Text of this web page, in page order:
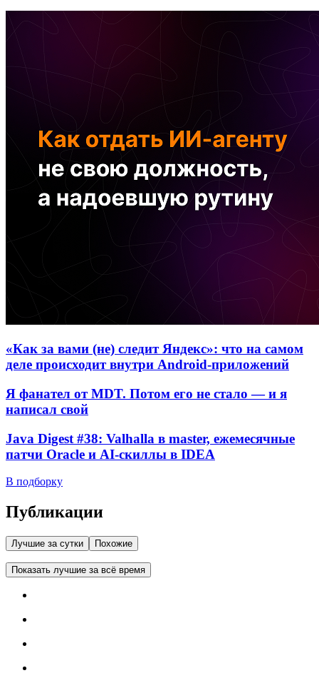
«Как за вами (не) следит Яндекс»: что на самом
деле происходит внутри Android-приложений
Я фанател от MDT. Потом его не стало — и я
написал свой
Java Digest #38: Valhalla в master, ежемесячные
патчи Oracle и AI-скиллы в IDEA
В подборку
Публикации
Лучшие за сутки Похожие
Показать лучшие за всё время